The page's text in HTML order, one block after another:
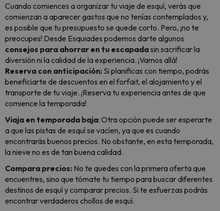
Cuando comiences a organizar tu viaje de esquí, verás que
comienzan a aparecer gastos que no tenías contemplados y,
es posible que tu presupuesto se quede corto. Pero, ¡no te
preocupes! Desde Esquiades podemos darte algunos
consejos para ahorrar en tu escapadasin sacrificar la
diversión ni la calidad de la experiencia. ¡Vamos allá!
Reserva con anticipación: Si planificas con tiempo, podrás
beneficiarte de descuentos en el forfait, el alojamiento y el
transporte de tu viaje. ¡Reserva tu experiencia antes de que
comience la temporada!
Viaja en temporada baja: Otra opción puede ser esperarte
a que las pistas de esquí se vacíen, ya que es cuando
encontrarás buenos precios. No obstante, en esta temporada,
la nieve no es de tan buena calidad.
Compara precios: No te quedes con la primera oferta que
encuentres, sino que tómate tu tiempo para buscar diferentes
destinos de esquí y comparar precios. Si te esfuerzas podrás
encontrar verdaderos chollos de esquí.